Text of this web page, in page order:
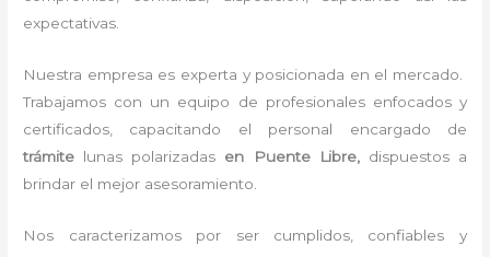
expectativas.
Nuestra empresa es experta y posicionada en el mercado.
Trabajamos con un equipo de profesionales enfocados y
certificados, capacitando el personal encargado de
trámite lunas polarizadas en Puente Libre, dispuestos a
brindar el mejor asesoramiento.
Nos caracterizamos por ser cumplidos, confiables y